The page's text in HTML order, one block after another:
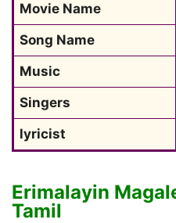
Movie Name
Song Name
Music
Singers
lyricist
Erimalayin
Tamil